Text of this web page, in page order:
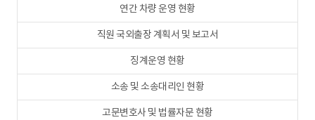
연간 차량 운영 현황
직원 국외출장 계획서 및 보고서
징계운영 현황
소송 및 소송대리인 현황
고문변호사 및 법률자문 현황